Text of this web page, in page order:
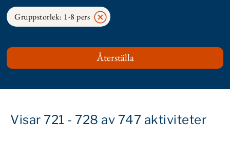
Gruppstorlek: 1-8 pers
Visar 721 - 728 av 747 aktiviteter